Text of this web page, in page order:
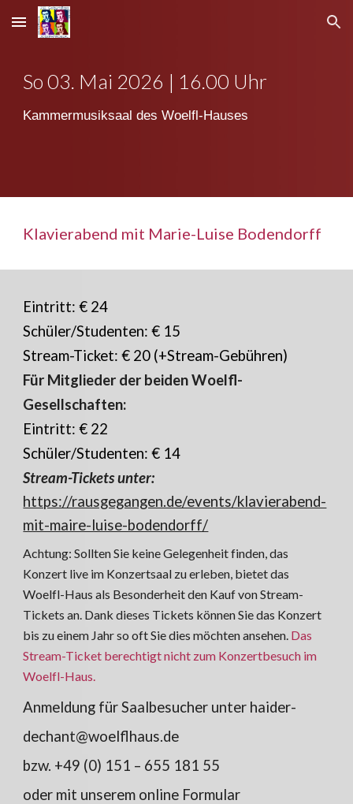
Skip to main content Skip to navigation
So03. Mai 2026 | 16.00 Uhr
Kammermusiksaal des Woelfl-Hauses
Klavierabend mit Marie-Luise Bodendorff
Eintritt: € 24
Schüler/Studenten: € 15
Stream-Ticket: € 20 (+Stream-Gebühren)
Für Mitglieder der beiden Woelfl-
Gesellschaften:
Eintritt: € 22
Schüler/Studenten: € 14
Stream-Tickets unter:
https://rausgegangen.de/events/klavierabend-
mit-maire-luise-bodendorff/
Achtung: Sollten Sie keine Gelegenheit finden, das
Konzert live im Konzertsaal zu erleben, bietet das
Woelfl-Haus als Besonderheit den Kauf von Stream-
Tickets an. Dank dieses Tickets können Sie das Konzert
bis zu einem Jahr so oft Sie dies möchten ansehen. Das
Stream-Ticket berechtigt nicht zum Konzertbesuch im
Woelfl-Haus.
Anmeldung für Saalbesucher unter haider-
dechant@woelflhaus.de
bzw. +49 (0) 151 – 655 181 55
oder mit unserem online Formular